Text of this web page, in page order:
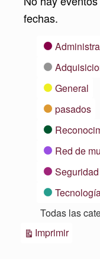
fechas.
Categorías
General
pasados
Red de
Todas las
ImprimirVistas